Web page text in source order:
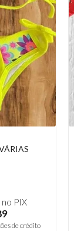
no PIX
de crédito